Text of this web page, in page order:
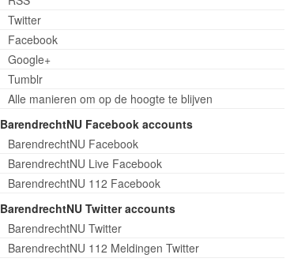
Twitter
Facebook
Google+
Tumblr
Alle manieren om op de hoogte te blijven
BarendrechtNU Facebook accounts
BarendrechtNU Facebook
BarendrechtNU Live Facebook
BarendrechtNU 112 Facebook
BarendrechtNU Twitter accounts
BarendrechtNU Twitter
BarendrechtNU 112 Meldingen Twitter